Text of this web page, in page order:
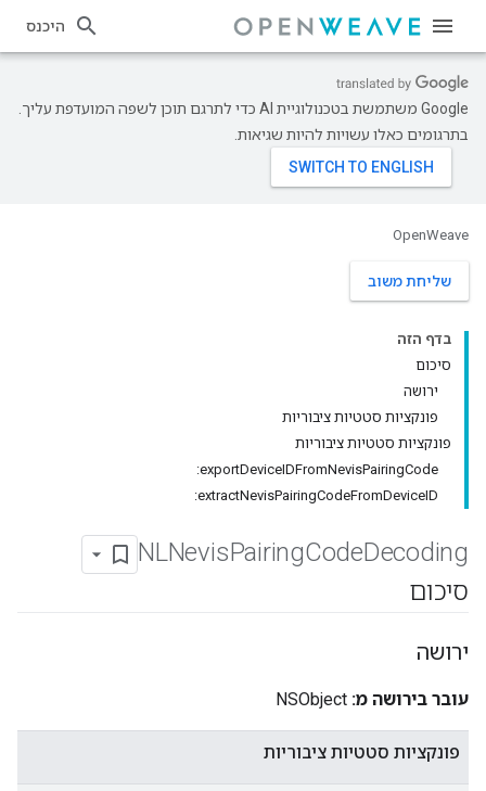
היכנס
‫Google משתמשת בטכנולוגיית AI כדי לתרגם תוכן לשפה המועדפת עליך.
בתרגומים כאלו עשויות להיות שגיאות.
OpenWeave
שליחת משוב
בדף הזה
סיכום
ירושה
פונקציות סטטיות ציבוריות
פונקציות סטטיות ציבוריות
exportDeviceIDFromNevisPairingCode:
extractNevisPairingCodeFromDeviceID:
NLNevisPairingCodeDecoding
סיכום
ירושה
עובר בירושה מ: NSObject
פונקציות סטטיות ציבוריות